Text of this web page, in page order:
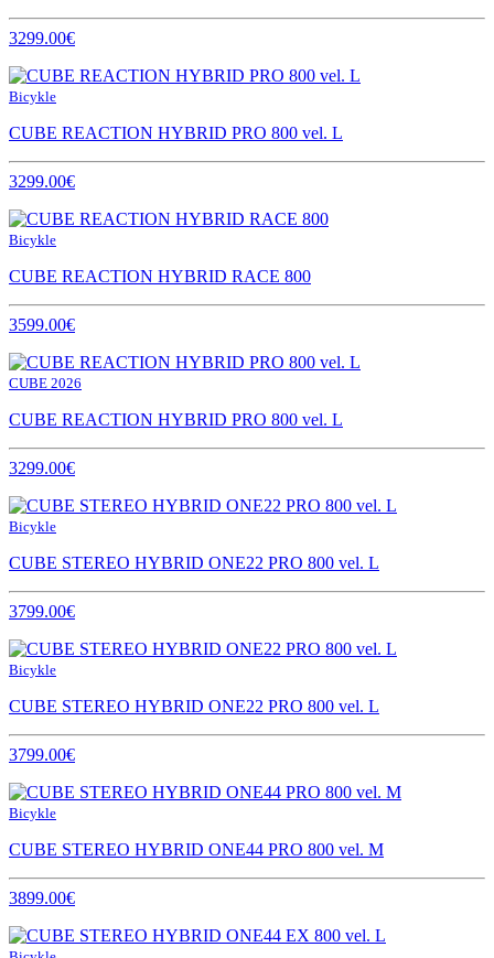
3299.00€
Bicykle
CUBE REACTION HYBRID PRO 800 vel. L
3299.00€
Bicykle
CUBE REACTION HYBRID RACE 800
3599.00€
CUBE 2026
CUBE REACTION HYBRID PRO 800 vel. L
3299.00€
Bicykle
CUBE STEREO HYBRID ONE22 PRO 800 vel. L
3799.00€
Bicykle
CUBE STEREO HYBRID ONE22 PRO 800 vel. L
3799.00€
Bicykle
CUBE STEREO HYBRID ONE44 PRO 800 vel. M
3899.00€